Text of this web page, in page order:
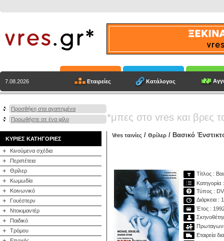
7.08.2026 Εταιρείες Κατάλογος
Προσθήκη στα αγαπημένα
Προωθήστε σε ένα φίλο
*μπες στο vres και βρες
ΚΥΡΙΕΣ ΚΑΤΗΓΟΡΙΕΣ
+ Κινούμενα σχέδια
+ Περιπέτεια
+ Θρίλερ
+ Κωμωδία
+ Κοινωνικό
+ Γουέστερν
+ Ντοκιμαντέρ
+ Παιδικό
+ Τρόμου
Vres ταινίες / Θρίλερ / Βασικό
Τίτλος :
Κατηγορία
Τύπος :
Διάρκεια :
Έτος :
Εταιρεία